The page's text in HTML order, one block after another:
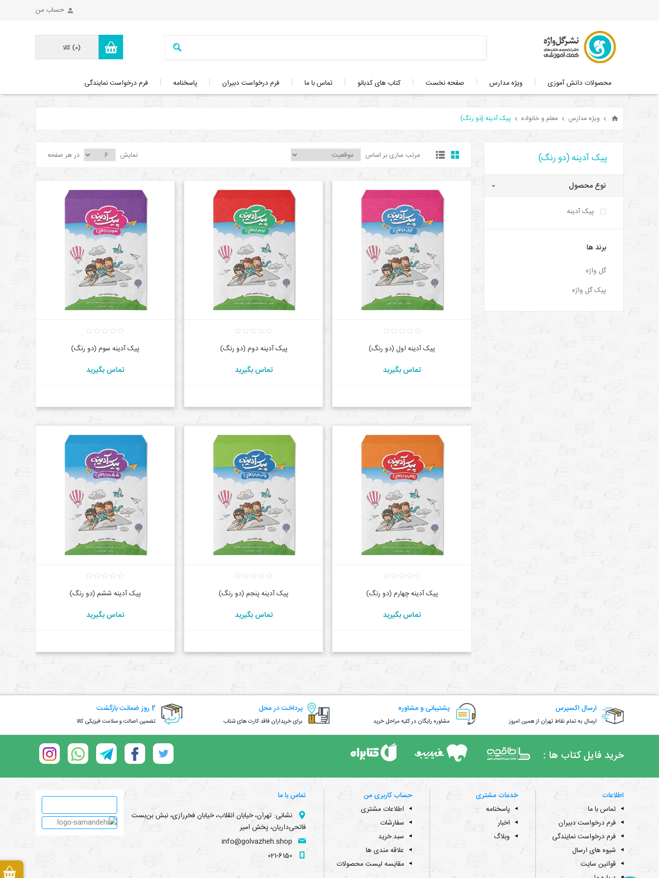
حساب من
(0) کالا
محصولات دانش آموزی ویژه مدارس صفحه نخست کتاب های کدبانو تماس با ما فرم درخواست دبیران پاسخنامه فرم درخواست نمایندگی
ویژه مدارس معلم و خانواده پیک آدینه (دو رنگ)
مرتب سازی بر اساس نمایش در هر صفحه
پیک آدینه اول (دو رنگ)
تماس بگیرید
پیک آدینه دوم (دو رنگ)
تماس بگیرید
پیک آدینه سوم (دو رنگ)
تماس بگیرید
پیک آدینه چهارم (دو رنگ)
تماس بگیرید
پیک آدینه پنجم (دو رنگ)
تماس بگیرید
پیک آدینه ششم (دو رنگ)
تماس بگیرید
پیک آدینه (دو رنگ)
نوع محصول
پیک آدینه
برند ها
گل واژه
پیک گل واژه
ارسال اکسپرس
ارسال به تمام نقاط تهران از همین امروز
پشتیبانی و مشاوره
مشاوره رایگان در کلیه مراحل خرید
پرداخت در محل
برای خریداران فاقد کارت های شتاب
2 روز ضمانت بازگشت
تضمین اصالت و سلامت فیزیکی کالا
خرید فایل کتاب ها :
اطلاعات
تماس با ما
فرم درخواست دبیران
فرم درخواست نمایندگی
شیوه های ارسال
قوانین سایت
خدمات مشتری
پاسخنامه
اخبار
وبلاگ
حساب کاربری من
اطلاعات مشتری
سفارشات
سبد خرید
علاقه مندی ها
مقایسه لیست محصولات
تماس با ما
نشانی: تهران، خیابان انقلاب، خیابان فخررازی، نبش بن‌بست
فاتحی‌داریان،‌ پخش امیر
info@golvazheh.shop
021-6150